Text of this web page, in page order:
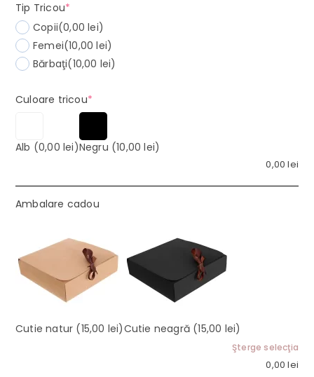
Tip Tricou*
Copii(0,00 lei)
Femei(10,00 lei)
Bărbaţi(10,00 lei)
Culoare tricou*(required)
Alb (0,00 lei)Negru (10,00 lei)
0,00lei
Ambalare cadou
Cutie natur (15,00 lei)Cutie neagră (15,00 lei)
Şterge selecţia
0,00lei